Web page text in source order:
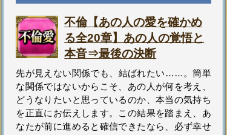
不倫【あの人の愛を確かめ
る全20章】あの人の覚悟と
本音⇒最後の決断
先が見えない関係でも、結ばれたい……。簡単
な関係ではないからこそ、あの人が何を考え、
どうなりたいと思っているのか、本当の気持ち
を正直にお伝えします。この結果を踏まえ、あ
なたが前に進めると確信できたなら、必ず幸せ